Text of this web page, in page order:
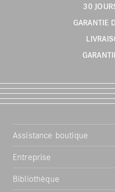
30
GARANTIE
Assistance boutique
Entreprise
Bibliothèque